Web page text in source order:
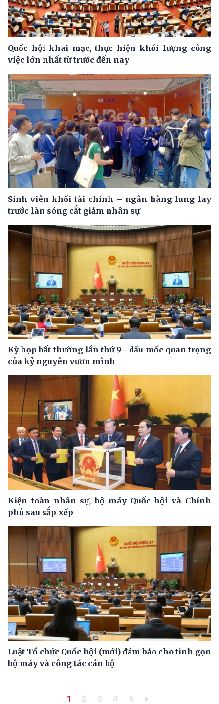
Quốc hội khai mạc, thực hiện khối lượng công
việc lớn nhất từ trước đến nay
Sinh viên khối tài chính – ngân hàng lung lay
trước làn sóng cắt giảm nhân sự
Kỳ họp bất thường lần thứ 9 - dấu mốc quan trọng
của kỷ nguyên vươn mình
Kiện toàn nhân sự, bộ máy Quốc hội và Chính
phủ sau sắp xếp
Luật Tổ chức Quốc hội (mới) đảm bảo cho tinh gọn
bộ máy và công tác cán bộ
Trang hiện thời
1 Trang
2 Trang
3 Trang
4 Trang
5